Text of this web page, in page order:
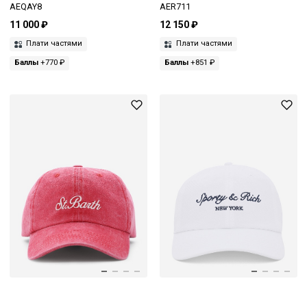
AEQAY8
11 000 ₽
Плати частями
Баллы +770 ₽
AER711
12 150 ₽
Плати частями
Баллы+851 ₽